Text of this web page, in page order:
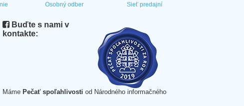
Osobný odber Sieť predajní
Buďte s nami v
kontakte:
Máme Pečať spoľahlivosti od Národného informačného